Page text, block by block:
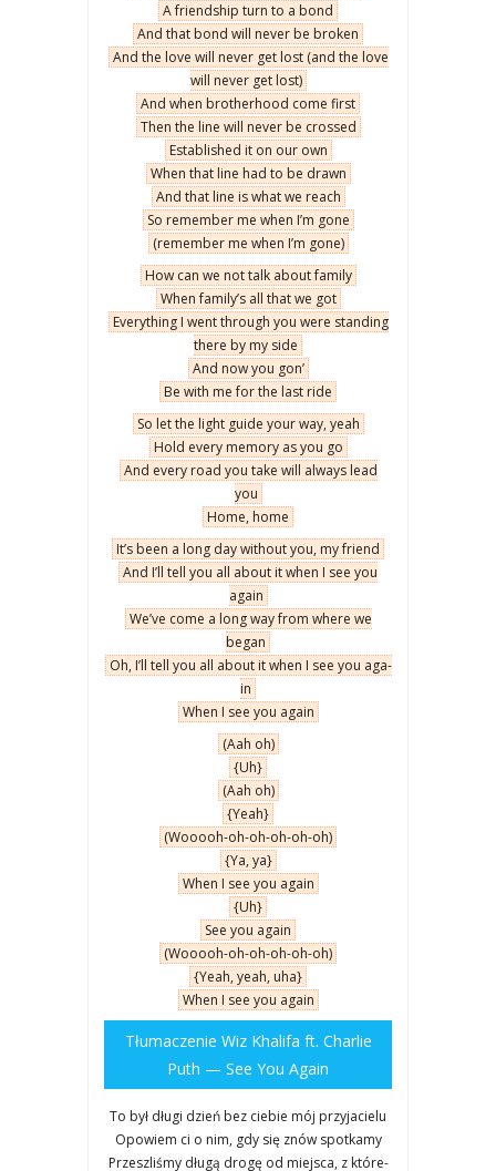
A friend­ship turn to a bond
And that bond will never be bro­ken
And the love will never get lost (and the love
will never get lost)
And when bro­ther­ho­od come first
Then the line will never be cros­sed
Esta­bli­shed it on our own
When that line had to be drawn
And that line is what we reach
So remem­ber me when I’m gone
(remem­ber me when I’m gone)
How can we not talk abo­ut fami­ly
When family’s all that we got
Eve­ry­thing I went thro­ugh you were stan­ding
the­re by my side
And now you gon’
Be with me for the last ride
So let the light guide your way, yeah
Hold eve­ry memo­ry as you go
And eve­ry road you take will always lead
you
Home, home
It’s been a long day witho­ut you, my friend
And I’ll tell you all abo­ut it when I see you
aga­in
We’ve come a long way from whe­re we
began
Oh, I’ll tell you all abo­ut it when I see you aga­
in
When I see you aga­in
(Aah oh)
{Uh}
(Aah oh)
{Yeah}
(Wooooh-oh-oh-oh-oh-oh)
{Ya, ya}
When I see you aga­in
{Uh}
See you aga­in
(Wooooh-oh-oh-oh-oh-oh)
{Yeah, yeah, uha}
When I see you aga­in
Tłu­ma­cze­nie Wiz Kha­li­fa ft. Char­lie
Puth — See You Aga­in
To był dłu­gi dzień bez cie­bie mój przy­ja­cie­lu
Opo­wiem ci o nim, gdy się znów spo­tka­my
Prze­szli­śmy dłu­gą dro­gę od miej­sca, z któ­re­